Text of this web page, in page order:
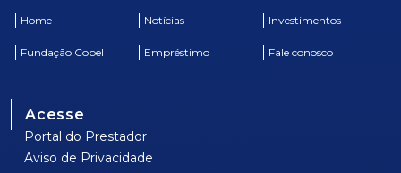
Home Notícias Investimentos
Fundação Copel Empréstimo Fale conosco
Acesse
Portal do Prestador
Aviso de Privacidade